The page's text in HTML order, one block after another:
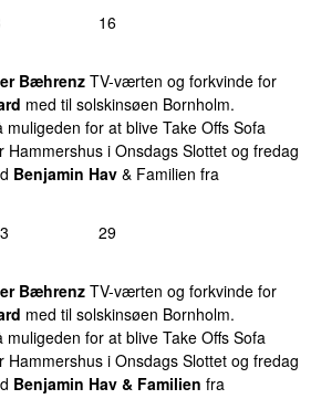
16
Bæhrenz TV-værten og forkvinde for
med til solskinsøen Bornholm.
for at blive Take Offs Sofa
Hammershus i Onsdags Slottet og fredag
Benjamin Hav & Familien fra
29
Bæhrenz TV-værten og forkvinde for
med til solskinsøen Bornholm.
for at blive Take Offs Sofa
Hammershus i Onsdags Slottet og fredag
Benjamin Hav & Familien fra